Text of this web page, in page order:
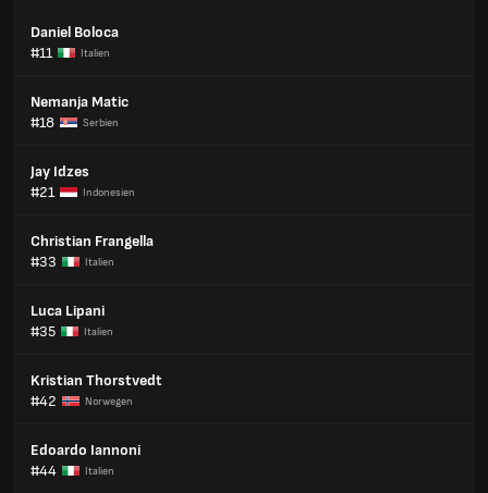
Daniel Boloca
#11
Italien
Nemanja Matic
#18
Serbien
Jay Idzes
#21
Indonesien
Christian Frangella
#33
Italien
Luca Lipani
#35
Italien
Kristian Thorstvedt
#42
Norwegen
Edoardo Iannoni
#44
Italien